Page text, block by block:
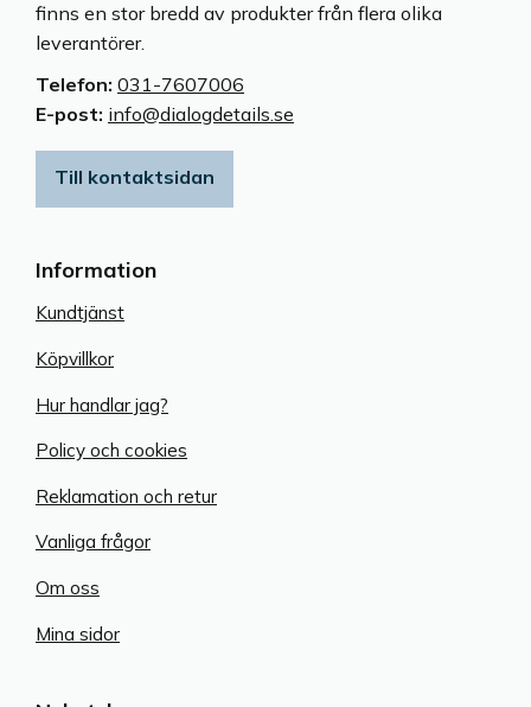
Information
Kundtjänst
Köpvillkor
Hur handlar jag?
Policy och cookies
Reklamation och retur
Vanliga frågor
Om oss
Mina sidor
finns en stor bredd av produkter från flera olika
leverantörer.
Telefon: 031-7607006
E-post: info@dialogdetails.se
Till kontaktsidan